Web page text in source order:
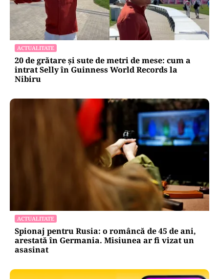
ACTUALITATE
20 de grătare și sute de metri de mese: cum a
intrat Selly în Guinness World Records la
Nibiru
ACTUALITATE
Spionaj pentru Rusia: o româncă de 45 de ani,
arestată în Germania. Misiunea ar fi vizat un
asasinat